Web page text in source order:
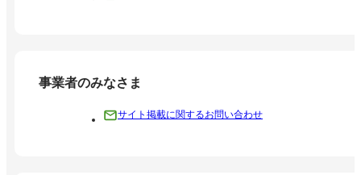
事業者のみなさま
サイト掲載に関するお問い合わせ